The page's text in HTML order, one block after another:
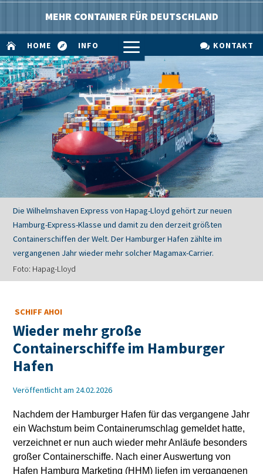
MEHR CONTAINER FÜR DEUTSCHLAND
 HOME  INFO a  KONTAKT
Die Wilhelmshaven Express von Hapag-Lloyd gehört zur neuen
Hamburg-Express-Klasse und damit zu den derzeit größten
Containerschiffen der Welt. Der Hamburger Hafen zählte im
vergangenen Jahr wieder mehr solcher Magamax-Carrier.
Foto: Hapag-Lloyd
SCHIFF AHOI
Wieder mehr große
Containerschiffe im Hamburger
Hafen
Veröffentlicht am 24.02.2026
Nachdem der Hamburger Hafen für das vergangene Jahr
ein Wachstum beim Containerumschlag gemeldet hatte,
verzeichnet er nun auch wieder mehr Anläufe besonders
großer Containerschiffe. Nach einer Auswertung von
Hafen Hamburg Marketing (HHM) liefen im vergangenen